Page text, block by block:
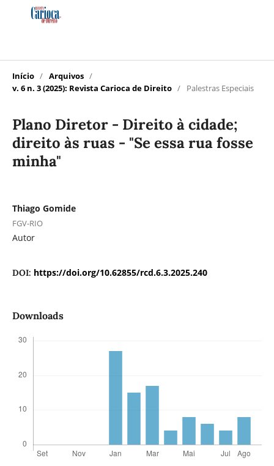
Início / Arquivos /
v. 6 n. 3 (2025): Revista Carioca de Direito / Palestras Especiais
Plano Diretor - Direito à cidade;
direito às ruas - "Se essa rua fosse
minha"
Thiago Gomide
FGV-RIO
Autor
DOI: https://doi.org/10.62855/rcd.6.3.2025.240
Downloads